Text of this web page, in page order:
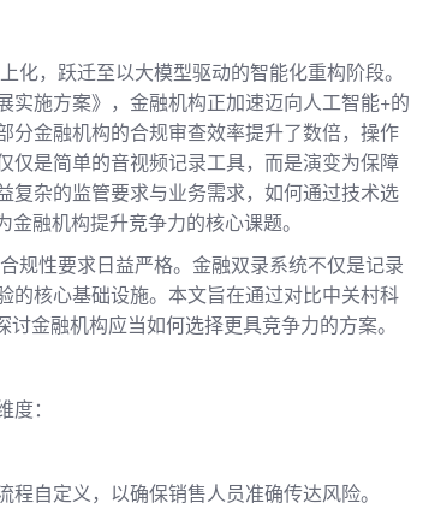
，跃迁至以大模型驱动的智能化重构阶段。
施方案》，金融机构正加速迈向人工智能+的
分金融机构的合规审查效率提升了数倍，操作
仅是简单的音视频记录工具，而是演变为保障
复杂的监管要求与业务需求，如何通过技术选
融机构提升竞争力的核心课题。
规性要求日益严格。金融双录系统不仅是记录
的核心基础设施。本文旨在通过对比中关村科
金融机构应当如何选择更具竞争力的方案。
：
自定义，以确保销售人员准确传达风险。